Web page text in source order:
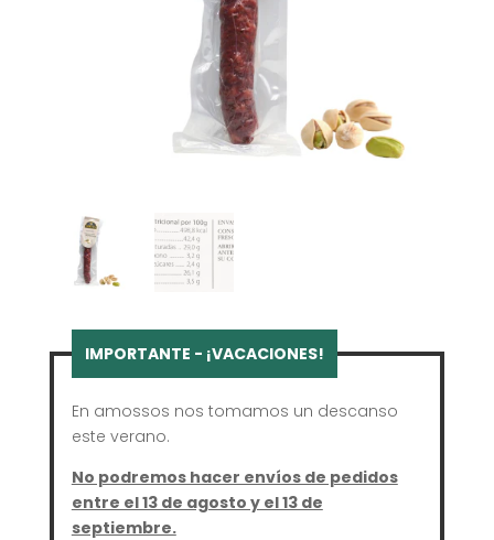
En amossos nos tomamos un descanso
este verano.
No podremos hacer envíos de pedidos
entre el 13 de agosto y el 13 de
septiembre.